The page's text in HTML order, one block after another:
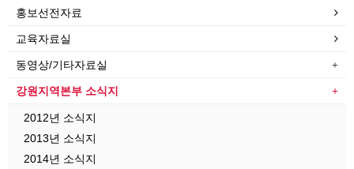
홍보선전자료
교육자료실
동영상/기타자료실
강원지역본부 소식지
2012년 소식지
2013년 소식지
2014년 소식지